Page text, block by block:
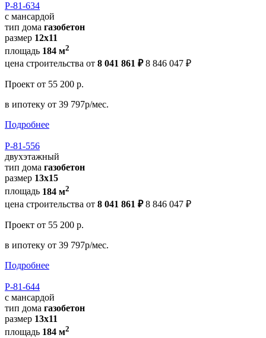
Р-81-634
с мансардой
тип дома газобетон
размер 12x11
площадь 184 м2
цена строительства от 8 041 861 ₽ 8 846 047 ₽
Проект от 55 200 р.
в ипотеку от 39 797р/мес.
Подробнее
Р-81-556
двухэтажный
тип дома газобетон
размер 13х15
площадь 184 м2
цена строительства от 8 041 861 ₽ 8 846 047 ₽
Проект от 55 200 р.
в ипотеку от 39 797р/мес.
Подробнее
Р-81-644
с мансардой
тип дома газобетон
размер 13x11
площадь 184 м2